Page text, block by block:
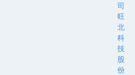
司
旺
北
科
技
股
份